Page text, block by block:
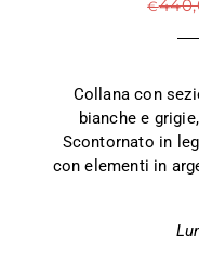
€
Collana con
bianche e
Scontornato in
con elementi in